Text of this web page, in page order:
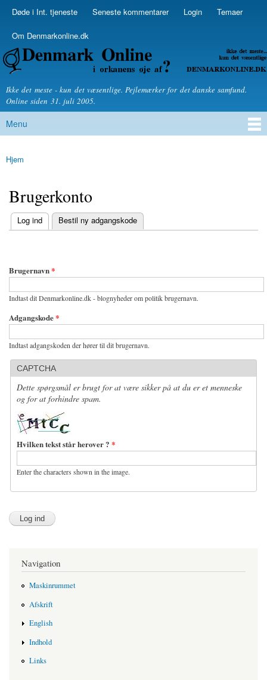
Skip to
Secondary menu
Døde i Int. tjeneste Seneste kommentarer Login Temaer
Om Denmarkonline.dk
Denmarkonline.dk - blognyheder om politik
Ikke det meste - kun det væsentlige. Pejlemærker for det danske samfund.
Online siden 31. juli 2005.
Main menu
Menu
You are here
Hjem
Brugerkonto
Primary tabs
Log ind
(active tab) Bestil ny adgangskode
Brugernavn*
Indtast dit Denmarkonline.dk - blognyheder om politik brugernavn.
Adgangskode*
Indtast adgangskoden der hører til dit brugernavn.
CAPTCHA
Dette spørgsmål er brugt for at være sikker på at du er et menneske
og for at forhindre spam.
Hvilken tekst står herover ? *
Enter the characters shown in the image.
Navigation
Maskinrummet
Afskrift
English
Indhold
Links